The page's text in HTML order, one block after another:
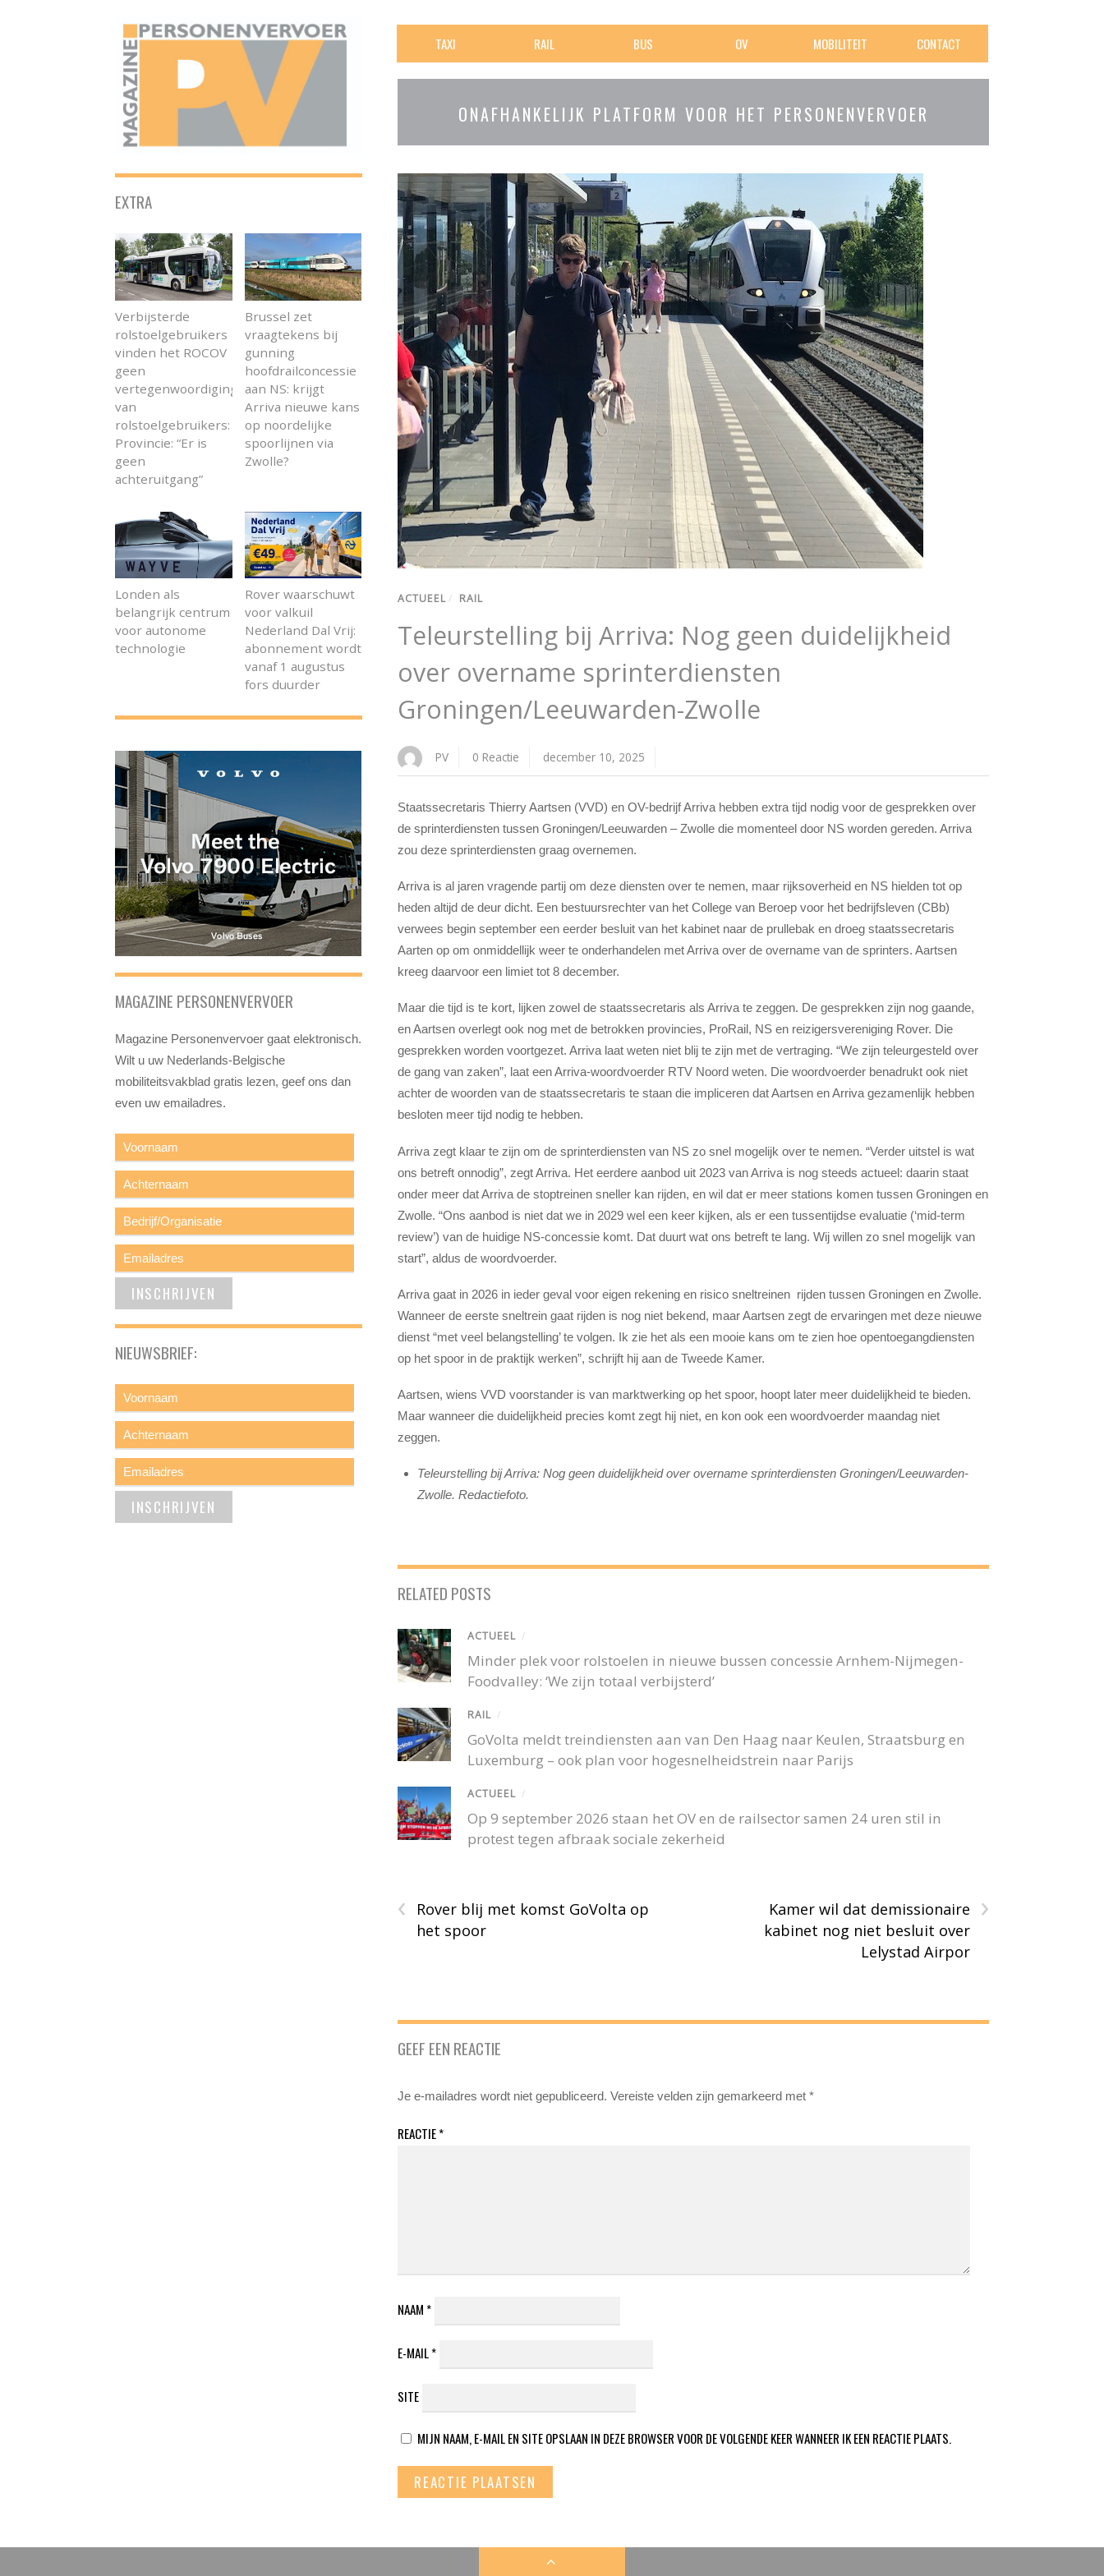
TAXI RAIL BUS OV MOBILITEIT CONTACT
ONAFHANKELIJK PLATFORM VOOR HET PERSONENVERVOER
ACTUEEL/ RAIL
Teleurstelling bij Arriva: Nog geen duidelijkheid
over overname sprinterdiensten
Groningen/Leeuwarden-Zwolle
PV 0 Reactie december 10, 2025
Staatssecretaris Thierry Aartsen (VVD) en OV-bedrijf Arriva hebben extra tijd nodig voor de gesprekken over
de sprinterdiensten tussen Groningen/Leeuwarden – Zwolle die momenteel door NS worden gereden. Arriva
zou deze sprinterdiensten graag overnemen.
Arriva is al jaren vragende partij om deze diensten over te nemen, maar rijksoverheid en NS hielden tot op
heden altijd de deur dicht. Een bestuursrechter van het College van Beroep voor het bedrijfsleven (CBb)
verwees begin september een eerder besluit van het kabinet naar de prullebak en droeg staatssecretaris
Aarten op om onmiddellijk weer te onderhandelen met Arriva over de overname van de sprinters. Aartsen
kreeg daarvoor een limiet tot 8 december.
Maar die tijd is te kort, lijken zowel de staatssecretaris als Arriva te zeggen. De gesprekken zijn nog gaande,
en Aartsen overlegt ook nog met de betrokken provincies, ProRail, NS en reizigersvereniging Rover. Die
gesprekken worden voortgezet. Arriva laat weten niet blij te zijn met de vertraging. “We zijn teleurgesteld over
de gang van zaken”, laat een Arriva-woordvoerder RTV Noord weten. Die woordvoerder benadrukt ook niet
achter de woorden van de staatssecretaris te staan die impliceren dat Aartsen en Arriva gezamenlijk hebben
besloten meer tijd nodig te hebben.
Arriva zegt klaar te zijn om de sprinterdiensten van NS zo snel mogelijk over te nemen. “Verder uitstel is wat
ons betreft onnodig”, zegt Arriva. Het eerdere aanbod uit 2023 van Arriva is nog steeds actueel: daarin staat
onder meer dat Arriva de stoptreinen sneller kan rijden, en wil dat er meer stations komen tussen Groningen en
Zwolle. “Ons aanbod is niet dat we in 2029 wel een keer kijken, als er een tussentijdse evaluatie (‘mid-term
review’) van de huidige NS-concessie komt. Dat duurt wat ons betreft te lang. Wij willen zo snel mogelijk van
start”, aldus de woordvoerder.
Arriva gaat in 2026 in ieder geval voor eigen rekening en risico sneltreinen rijden tussen Groningen en Zwolle.
Wanneer de eerste sneltrein gaat rijden is nog niet bekend, maar Aartsen zegt de ervaringen met deze nieuwe
dienst “met veel belangstelling’ te volgen. Ik zie het als een mooie kans om te zien hoe opentoegangdiensten
op het spoor in de praktijk werken”, schrijft hij aan de Tweede Kamer.
Aartsen, wiens VVD voorstander is van marktwerking op het spoor, hoopt later meer duidelijkheid te bieden.
Maar wanneer die duidelijkheid precies komt zegt hij niet, en kon ook een woordvoerder maandag niet
zeggen.
Teleurstelling bij Arriva: Nog geen duidelijkheid over overname sprinterdiensten Groningen/Leeuwarden-
Zwolle. Redactiefoto.
RELATED POSTS
ACTUEEL /
Minder plek voor rolstoelen in nieuwe bussen concessie Arnhem-Nijmegen-
Foodvalley: ‘We zijn totaal verbijsterd’
RAIL /
GoVolta meldt treindiensten aan van Den Haag naar Keulen, Straatsburg en
Luxemburg – ook plan voor hogesnelheidstrein naar Parijs
ACTUEEL /
Op 9 september 2026 staan het OV en de railsector samen 24 uren stil in
protest tegen afbraak sociale zekerheid
‹
Rover blij met komst GoVolta op
het spoor
›
Kamer wil dat demissionaire
kabinet nog niet besluit over
Lelystad Airpor
GEEF EEN REACTIE
Je e-mailadres wordt niet gepubliceerd. Vereiste velden zijn gemarkeerd met*
REACTIE*
NAAM *
E-MAIL*
SITE
MIJN NAAM, E-MAIL EN SITE OPSLAAN IN DEZE BROWSER VOOR DE VOLGENDE KEER WANNEER IK EEN REACTIE PLAATS.
EXTRA
Verbijsterde
rolstoelgebruikers
vinden het ROCOV
geen
vertegenwoordiging
van
rolstoelgebruikers:
Provincie: “Er is
geen
achteruitgang”
Brussel zet
vraagtekens bij
gunning
hoofdrailconcessie
aan NS: krijgt
Arriva nieuwe kans
op noordelijke
spoorlijnen via
Zwolle?
Londen als
belangrijk centrum
voor autonome
technologie
Rover waarschuwt
voor valkuil
Nederland Dal Vrij:
abonnement wordt
vanaf 1 augustus
fors duurder
MAGAZINE PERSONENVERVOER
Magazine Personenvervoer gaat elektronisch.
Wilt u uw Nederlands-Belgische
mobiliteitsvakblad gratis lezen, geef ons dan
even uw emailadres.
NIEUWSBRIEF: